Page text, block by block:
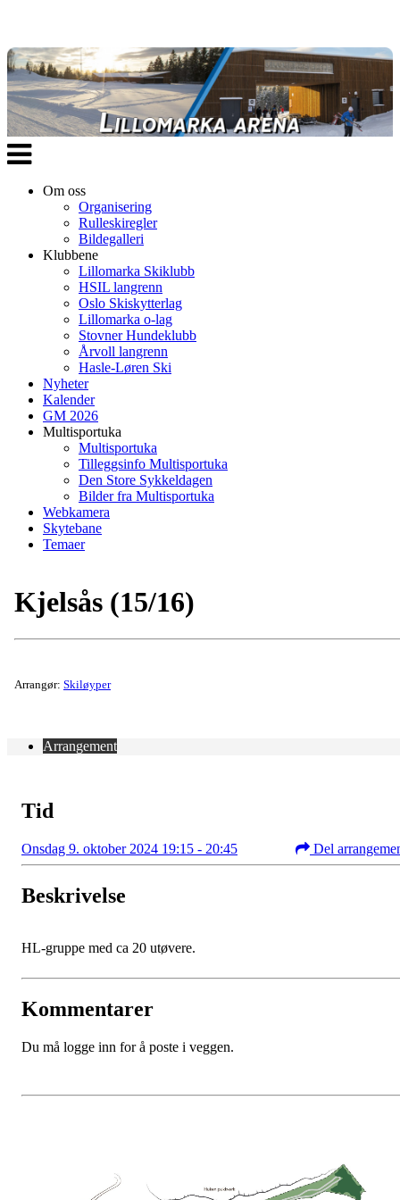
Veksle
navigasjon
Om oss
Organisering
Rulleskiregler
Bildegalleri
Klubbene
Lillomarka Skiklubb
HSIL langrenn
Oslo Skiskytterlag
Lillomarka o-lag
Stovner Hundeklubb
Årvoll langrenn
Hasle-Løren Ski
Nyheter
Kalender
GM 2026
Multisportuka
Multisportuka
Tilleggsinfo Multisportuka
Den Store Sykkeldagen
Bilder fra Multisportuka
Webkamera
Skytebane
Temaer
Kjelsås (15/16)
Arrangør: Skiløyper
Arrangement
Tid
Onsdag 9. oktober 2024 19:15 - 20:45 Del
Beskrivelse
HL-gruppe med ca 20 utøvere.
Kommentarer
Du må logge inn for å poste i veggen.